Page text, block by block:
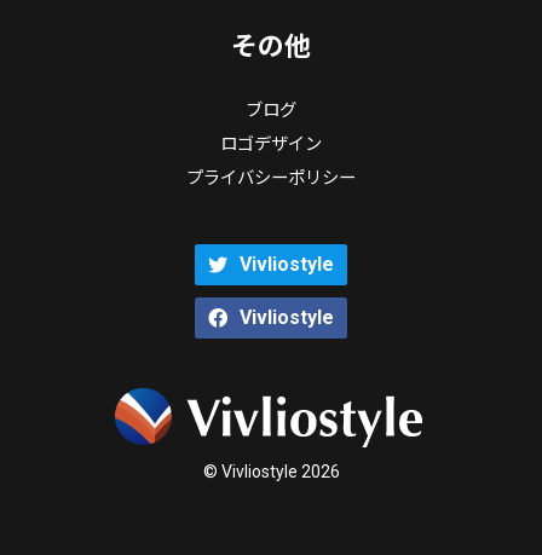
その他
ブログ
ロゴデザイン
プライバシーポリシー
Vivliostyle
Vivliostyle
© Vivliostyle 2026